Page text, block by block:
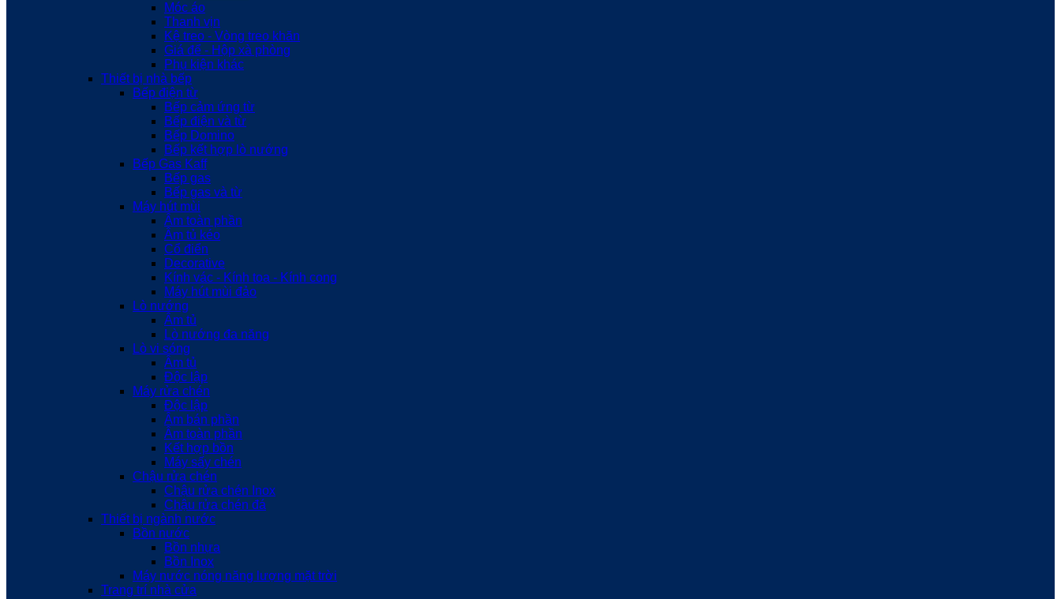
Móc áo
Thanh vịn
Kệ treo - Vòng treo khăn
Giá để - Hộp xà phòng
Phụ kiện khác
Thiết bị nhà bếp
Bếp điện từ
Bếp cảm ứng từ
Bếp điện và từ
Bếp Domino
Bếp kết hợp lò nướng
Bếp Gas Kaff
Bếp gas
Bếp gas và từ
Máy hút mùi
Âm toàn phần
Âm tủ kéo
Cổ điển
Decorative
Kính vác - Kính toa - Kính cong
Máy hút mùi đảo
Lò nướng
Âm tủ
Lò nướng đa năng
Lò vi sóng
Âm tủ
Độc lập
Máy rửa chén
Độc lập
Âm bán phần
Âm toàn phần
Kết hợp bồn
Máy sấy chén
Chậu rửa chén
Chậu rửa chén Inox
Chậu rửa chén đá
Thiết bị ngành nước
Bồn nước
Bồn nhựa
Bồn Inox
Máy nước nóng năng lượng mặt trời
Trang trí nhà cửa